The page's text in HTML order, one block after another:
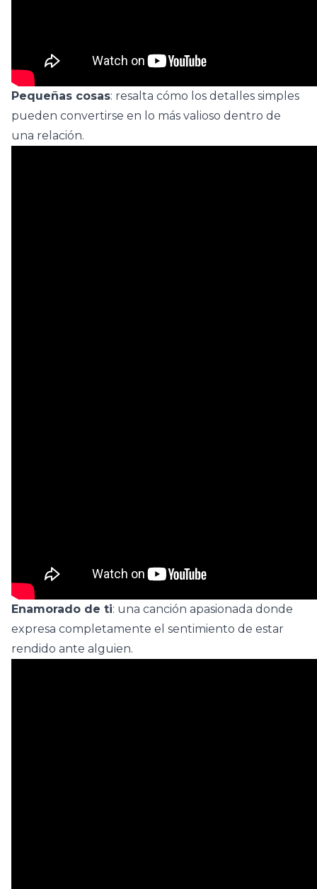
Pequeñas cosas: resalta cómo los detalles simples
pueden convertirse en lo más valioso dentro de
una relación.
Enamorado de ti: una canción apasionada donde
expresa completamente el sentimiento de estar
rendido ante alguien.